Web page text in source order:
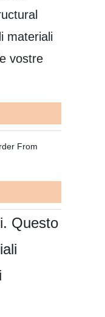
materiali
vostre
Questo